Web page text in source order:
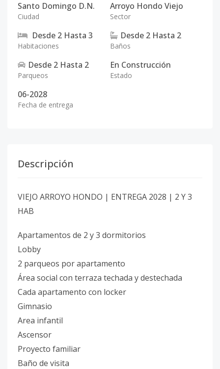
Santo Domingo D.N.
Ciudad
Arroyo Hondo Viejo
Sector
Desde 2 Hasta 3
Habitaciones
Desde 2 Hasta 2
Baños
Desde 2 Hasta 2
Parqueos
En Construcción
Estado
06-2028
Fecha de entrega
Descripción
VIEJO ARROYO HONDO | ENTREGA 2028 | 2 Y 3
HAB
Apartamentos de 2 y 3 dormitorios
Lobby
2 parqueos por apartamento
Área social con terraza techada y destechada
Cada apartamento con locker
Gimnasio
Area infantil
Ascensor
Proyecto familiar
Baño de visita